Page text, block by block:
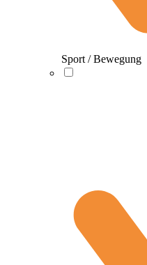
Sport / Bewegung